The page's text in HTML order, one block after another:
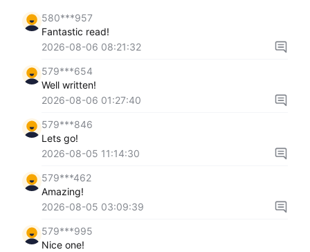
580***957
Fantastic read!
2026-08-06 08:21:32
579***654
Well written!
2026-08-06 01:27:40
579***846
Lets go!
2026-08-05 11:14:30
579***462
Amazing!
2026-08-05 03:09:39
579***995
Nice one!